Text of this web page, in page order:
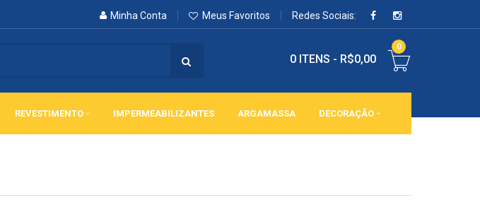
Redes Sociais:
Meus Favoritos
Minha Conta
0
0 ITENS - R$0,00
REVESTIMENTO IMPERMEABILIZANTES ARGAMASSA DECORAÇÃO